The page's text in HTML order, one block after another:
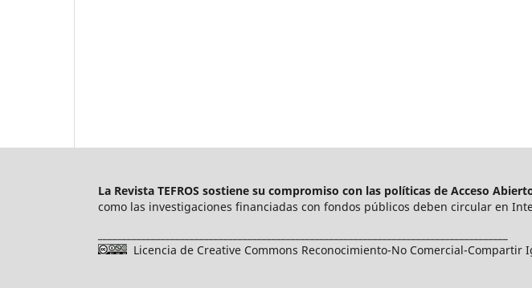
La Revista TEFROS sostiene su compromiso con las políticas de Acceso
como las investigaciones financiadas con fondos públicos deben circular en
Licencia de Creative Commons Reconocimiento-No Comercial-